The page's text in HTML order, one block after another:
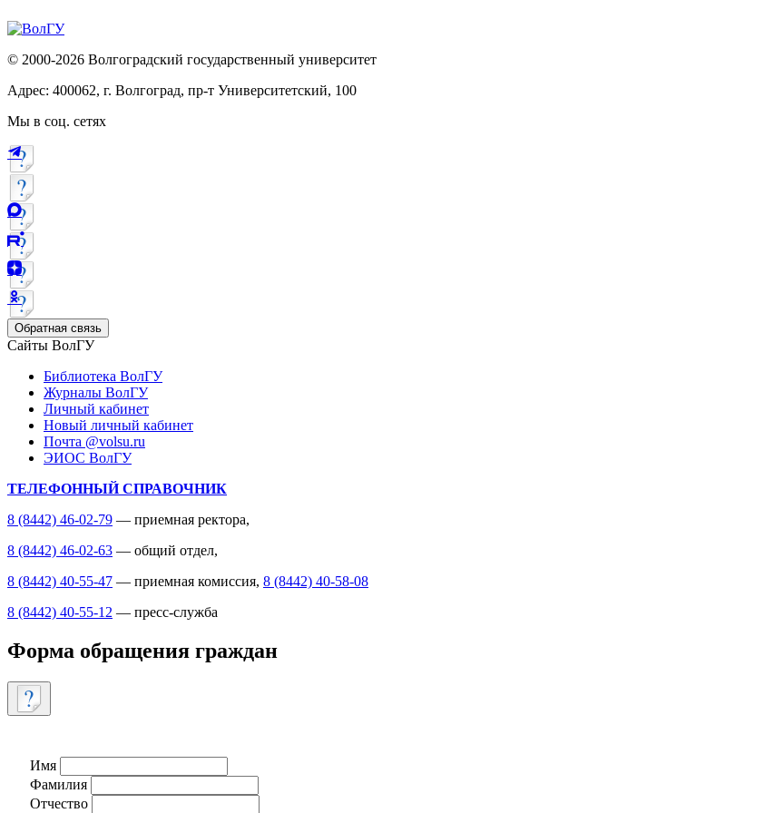
© 2000-2026 Волгоградский государственный университет
Адрес: 400062, г. Волгоград, пр-т Университетский, 100
Мы в соц. сетях
Обратная связь
Сайты ВолГУ
Библиотека ВолГУ
Журналы ВолГУ
Личный кабинет
Новый личный кабинет
Почта @volsu.ru
ЭИОС ВолГУ
ТЕЛЕФОННЫЙ СПРАВОЧНИК
8 (8442) 46-02-79 — приемная ректора,
8 (8442) 46-02-63 — общий отдел,
8 (8442) 40-55-47 — приемная комиссия, 8 (8442) 40-58-08
8 (8442) 40-55-12 — пресс-служба
Форма обращения граждан
Имя
Фамилия
Отчество